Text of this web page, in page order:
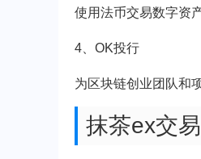
使用法币交易数字资
4、OK投行
为区块链创业团队和
抹茶ex交